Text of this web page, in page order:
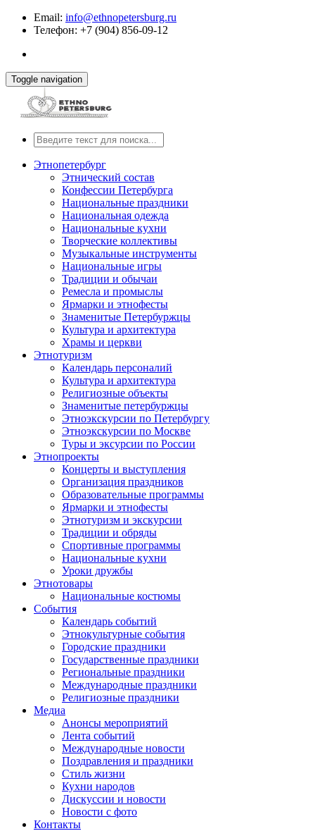
Email: info@ethnopetersburg.ru
Телефон: +7 (904) 856-09-12
Toggle navigation
Этнопетербург
Этнический состав
Конфессии Петербурга
Национальные праздники
Национальная одежда
Национальные кухни
Творческие коллективы
Музыкальные инструменты
Национальные игры
Традиции и обычаи
Ремесла и промыслы
Ярмарки и этнофесты
Знаменитые Петербуржцы
Культура и архитектура
Храмы и церкви
Этнотуризм
Календарь персоналий
Культура и архитектура
Религиозные объекты
Знаменитые петербуржцы
Этноэкскурсии по Петербургу
Этноэкскурсии по Москве
Туры и эксурсии по России
Этнопроекты
Концерты и выступления
Организация праздников
Образовательные программы
Ярмарки и этнофесты
Этнотуризм и экскурсии
Традиции и обряды
Спортивные программы
Национальные кухни
Уроки дружбы
Этнотовары
Национальные костюмы
События
Календарь событий
Этнокультурные события
Городские праздники
Государственные праздники
Региональные праздники
Международные праздники
Религиозные праздники
Медиа
Анонсы мероприятий
Лента событий
Международные новости
Поздравления и праздники
Cтиль жизни
Кухни народов
Дискуссии и новости
Новости с фото
Контакты